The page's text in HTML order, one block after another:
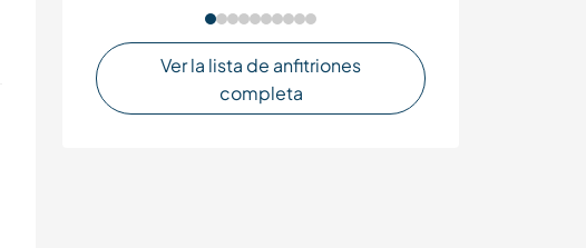
Ver la lista de anfitriones
completa